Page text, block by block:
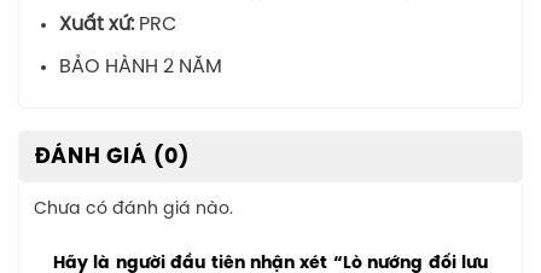
Xuất xứ:PRC
BẢO HÀNH 2 NĂM
ĐÁNH GIÁ (0)
Chưa có đánh giá nào.
Hãy là người đầu tiên nhận xét “Lò nướng đối lưu